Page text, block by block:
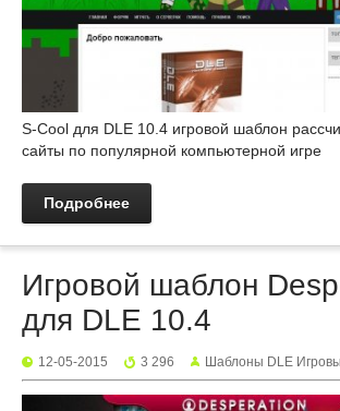
S-Cool для DLE 10.4 игровой шаблон
сайты по популярной компьютерной игре
Подробнее
Игровой шаблон
для DLE 10.4
12-05-2015 3 296 Шаблоны DLE